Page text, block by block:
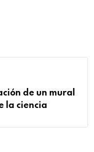
de un mural
la ciencia